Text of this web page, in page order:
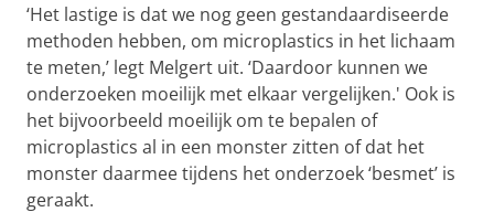
‘Het lastige is dat we nog geen gestandaardiseerde
methoden hebben, om microplastics in het lichaam
te meten,’ legt Melgert uit. ‘Daardoor kunnen we
onderzoeken moeilijk met elkaar vergelijken.' Ook is
het bijvoorbeeld moeilijk om te bepalen of
microplastics al in een monster zitten of dat het
monster daarmee tijdens het onderzoek ‘besmet’ is
geraakt.